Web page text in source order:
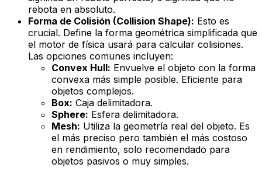
rebota en absoluto.
Forma de Colisión (Collision Shape): Esto es
crucial. Define la forma geométrica simplificada que
el motor de física usará para calcular colisiones.
Las opciones comunes incluyen:
Convex Hull: Envuelve el objeto con la forma
convexa más simple posible. Eficiente para
objetos complejos.
Box: Caja delimitadora.
Sphere: Esfera delimitadora.
Mesh: Utiliza la geometría real del objeto. Es
el más preciso pero también el más costoso
en rendimiento, solo recomendado para
objetos pasivos o muy simples.